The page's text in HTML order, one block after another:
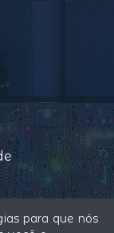
para que nós